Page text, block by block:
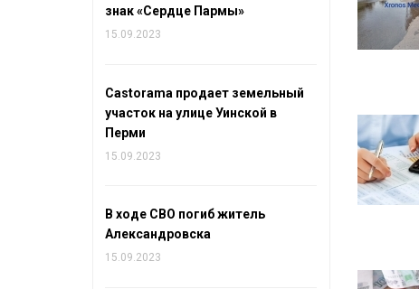
знак «Сердце Пармы»
15.09.2023
Castorama продает земельный
участок на улице Уинской в
Перми
15.09.2023
В ходе СВО погиб житель
Александровска
15.09.2023